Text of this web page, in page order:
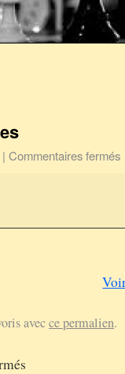
| Commentaires fermés
avecce permalien.